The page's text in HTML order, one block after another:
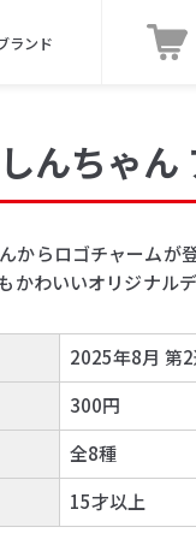
ランド
んちゃん
からロゴチャームが
かわいいオリジナルデ
2025年8月 第
300円
全8種
15才以上